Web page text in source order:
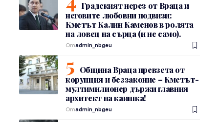
Градският нерез от Враца и
неговите любовни подвизи:
Кметът Калин Каменов в ролята
на ловец на сърца (и не само).
Отadmin_nbgeu
Община Враца превзета от
корупция и беззаконие – Кметът-
мултимилионер държи главния
архитект на каишка!
Отadmin_nbgeu